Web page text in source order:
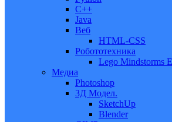
C++
Java
Веб
HTML-CSS
Робототехника
Lego Mindstorms
Медиа
Photoshop
3Д Модел.
SketchUp
Blender